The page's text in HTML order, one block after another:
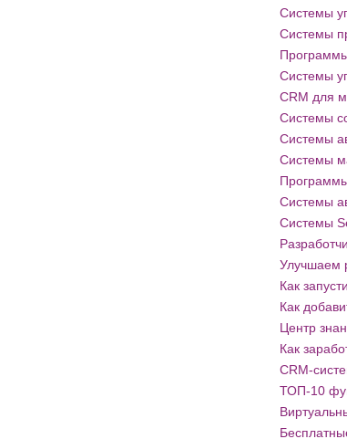
Системы
Системы
Системы
CRM для
Системы
Системы
Системы
Системы
Системы
Улучшаем
Как
Как
Центр
Как
CRM-
ТОП-10